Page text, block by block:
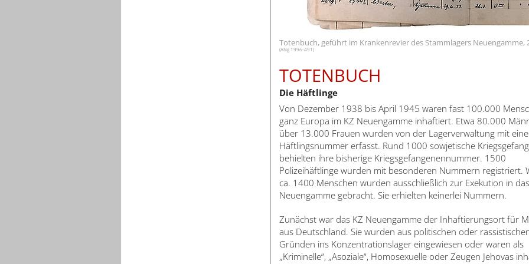
日本語
Totenbuch, geführt im Krankenrevier des Stammlagers Neuengamme,
(ANg 1996-491)
TOTENBUCH
Die Häftlinge
Von Dezember 1938 bis April 1945 waren fast 100.000
ganz Europa im KZ Neuengamme inhaftiert. Etwa 80.000
über 13.000 Frauen wurden von der Lagerverwaltung mit
Häftlingsnummer erfasst. Rund 1000 sowjetische
behielten ihre bisherige Kriegsgefangenennummer. 1500
Polizeihäftlinge wurden mit besonderen Nummern registriert.
ca. 1400 Menschen wurden ausschließlich zur Exekution in
Neuengamme gebracht. Sie erhielten keinerlei Nummern.
Zunächst war das KZ Neuengamme der Inhaftierungsort für
aus Deutschland. Sie wurden aus politischen oder
Gründen ins Konzentrationslager eingewiesen oder waren als
„Kriminelle“, „Asoziale“, Homosexuelle oder Zeugen Jehovas